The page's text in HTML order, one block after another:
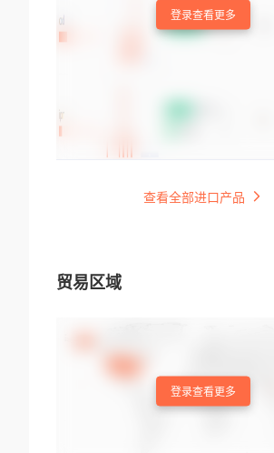
登录查看更多
查看全部进口产品
贸易区域
登录查看更多